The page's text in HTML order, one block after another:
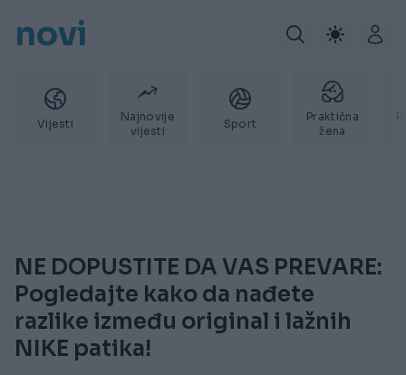
novi
Vijesti
Najnovije
vijesti
Sport
Praktična
žena
NE DOPUSTITE DA VAS PREVARE:
Pogledajte kako da nađete
razlike između original i lažnih
NIKE patika!